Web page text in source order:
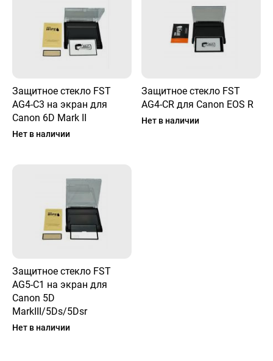
Защитное стекло FST
AG4-C3 на экран для
Canon 6D Mark II
Нет в наличии
Защитное стекло FST
AG4-CR для Canon EOS R
Нет в наличии
Защитное стекло FST
AG5-C1 на экран для
Canon 5D
MarkIII/5Ds/5Dsr
Нет в наличии